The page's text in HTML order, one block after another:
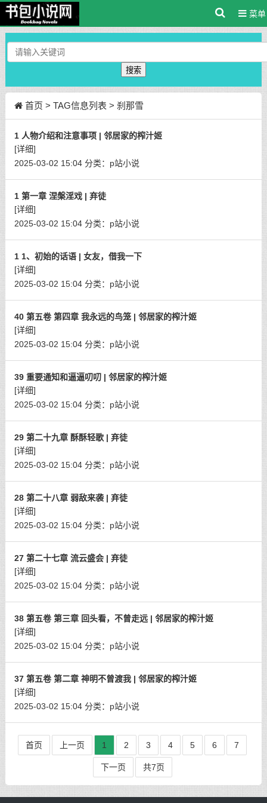
菜单
搜索
首页 > TAG信息列表 > 刹那雪
1 人物介绍和注意事项 | 邻居家的榨汁姬
[详细]
2025-03-02 15:04 分类： p站小说
1 第一章 涅槃淫戏 | 弃徒
[详细]
2025-03-02 15:04 分类： p站小说
1 1、初始的话语 | 女友，借我一下
[详细]
2025-03-02 15:04 分类： p站小说
40 第五卷 第四章 我永远的鸟笼 | 邻居家的榨汁姬
[详细]
2025-03-02 15:04 分类： p站小说
39 重要通知和逼逼叨叨 | 邻居家的榨汁姬
[详细]
2025-03-02 15:04 分类： p站小说
29 第二十九章 酥酥轻歌 | 弃徒
[详细]
2025-03-02 15:04 分类： p站小说
28 第二十八章 弱敌来袭 | 弃徒
[详细]
2025-03-02 15:04 分类： p站小说
27 第二十七章 流云盛会 | 弃徒
[详细]
2025-03-02 15:04 分类： p站小说
38 第五卷 第三章 回头看，不曾走远 | 邻居家的榨汁姬
[详细]
2025-03-02 15:04 分类： p站小说
37 第五卷 第二章 神明不曾渡我 | 邻居家的榨汁姬
[详细]
2025-03-02 15:04 分类： p站小说
首页 上一页 1 2 3 4 5 6 7
下一页 共7页